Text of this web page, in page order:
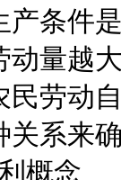
条件
量越
劳动
关系来
概念